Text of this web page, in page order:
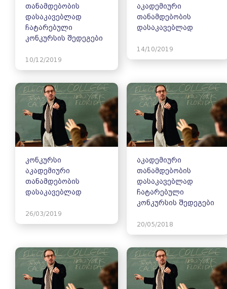
თანამდებობის
დასაკავებლად
ჩატარებული
კონკურსის შედეგები
10/12/2019
აკადემიური
თანამდებობის
დასაკავებლად
14/10/2019
კონკურსი
აკადემიური
თანამდებობის
დასაკავებლად
26/03/2019
აკადემიური
თანამდებობის
დასაკავებლად
ჩატარებული
კონკურსის შედეგები
20/05/2018